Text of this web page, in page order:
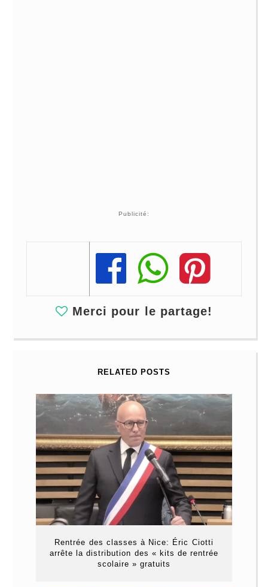
Publicité:
Share
Share
Share
Merci pour le partage!
RELATED POSTS
Rentrée des classes à Nice: Éric Ciotti
arrête la distribution des « kits de rentrée
scolaire » gratuits